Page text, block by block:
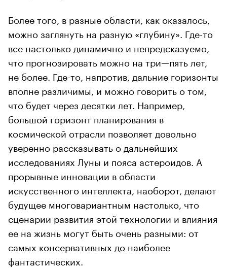
Более того, в разные области, как оказалось,
можно заглянуть на разную «глубину». Где-то
все настолько динамично и непредсказуемо,
что прогнозировать можно на три—пять лет,
не более. Где-то, напротив, дальние горизонты
вполне различимы, и можно говорить о том,
что будет через десятки лет. Например,
большой горизонт планирования в
космической отрасли позволяет довольно
уверенно рассказывать о дальнейших
исследованиях Луны и пояса астероидов. А
прорывные инновации в области
искусственного интеллекта, наоборот, делают
будущее многовариантным настолько, что
сценарии развития этой технологии и влияния
ее на жизнь могут быть очень разными: от
самых консервативных до наиболее
фантастических.